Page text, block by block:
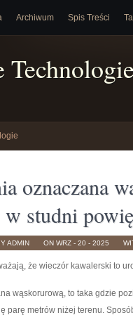
Archiwum Spis Treści
oznaczana
studni
ADMIN ON WRZ - 20 - 2025
że wieczór kawalerski to
wąskorurową, to taka gdzie
parę metrów niżej terenu.